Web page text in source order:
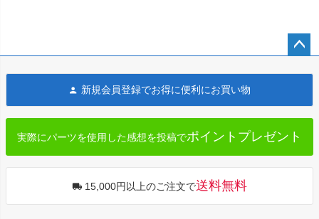
へ
新規会員登録でお得に便利にお買い物
実際にパーツを使用した感想を投稿でポイントプレゼント
15,000円以上のご注文で送料無料